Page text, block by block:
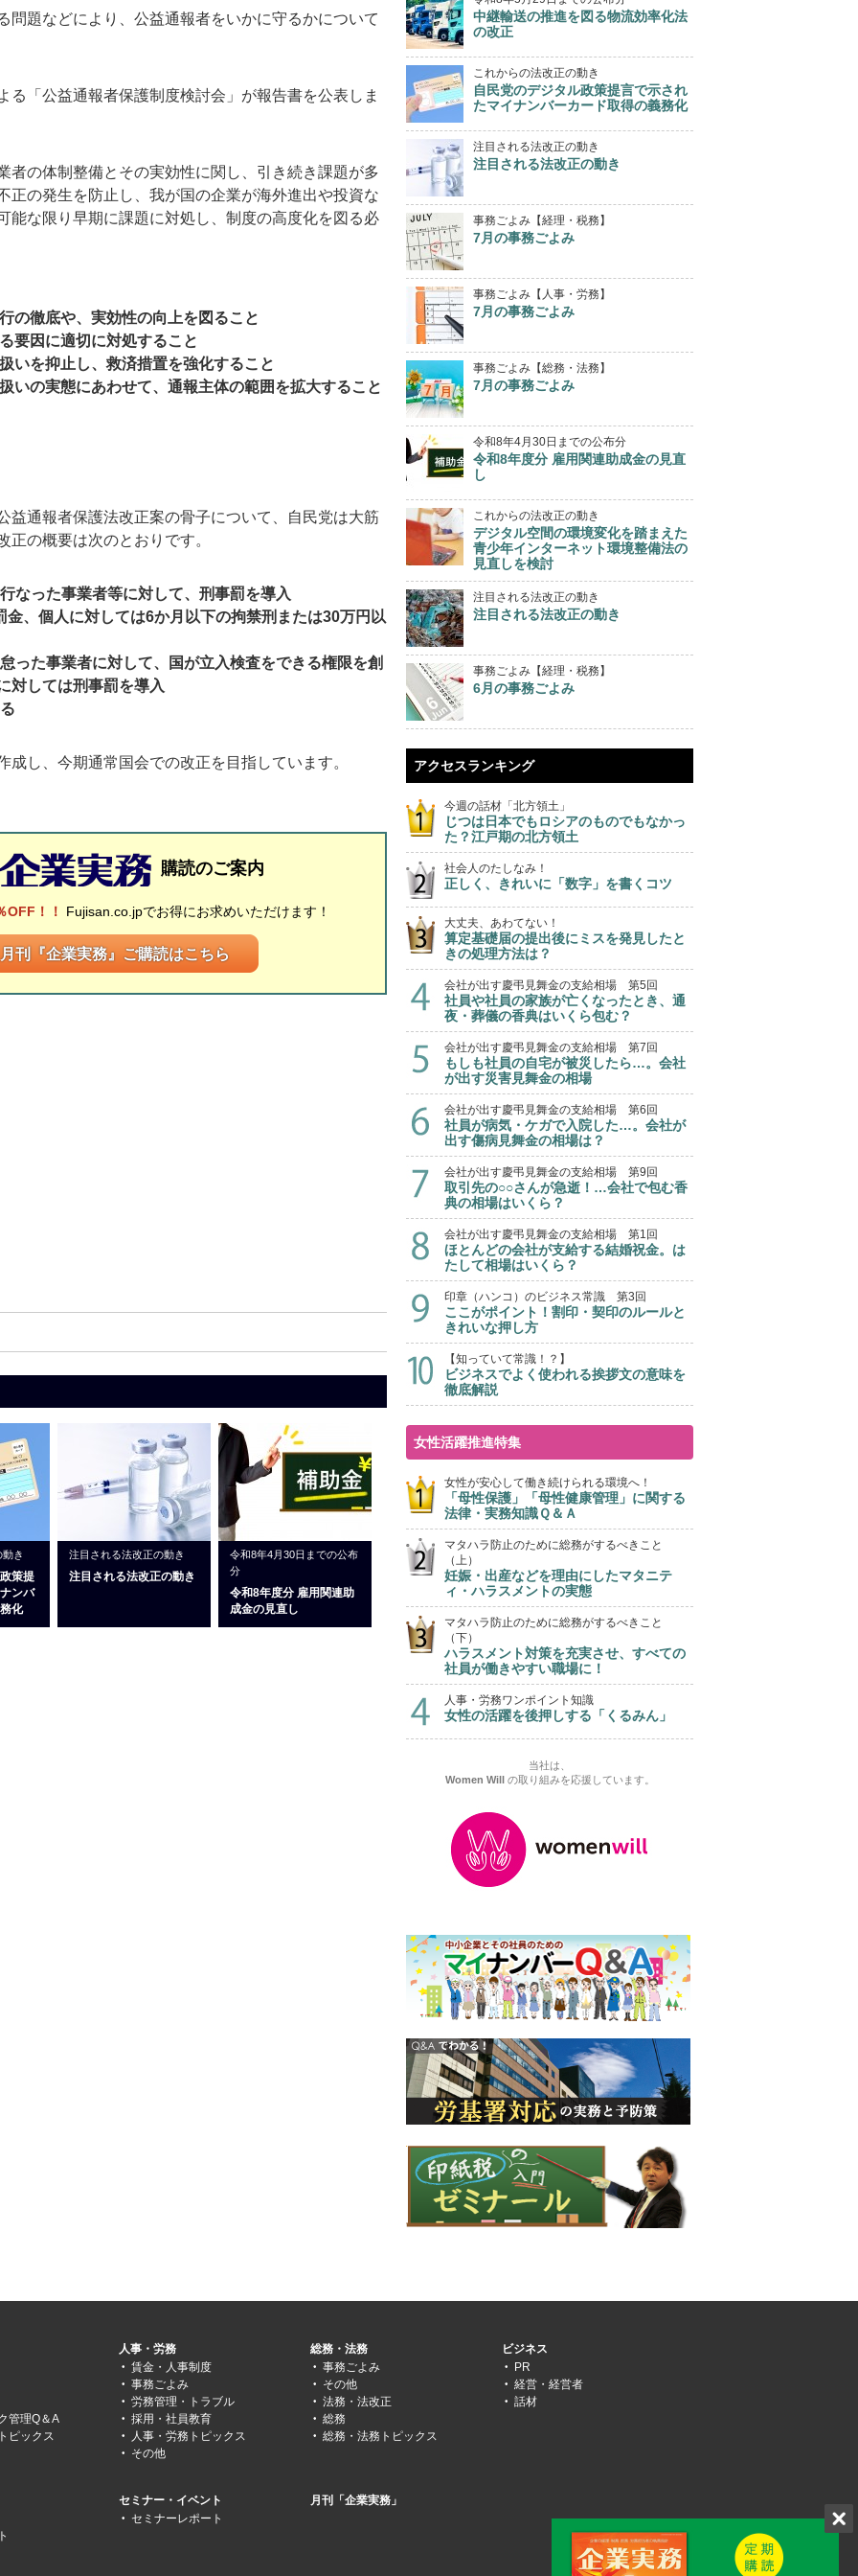
題などにより、公益通報者をいかに守るかについて
「公益通報者保護制度検討会」が報告書を公表しま
の体制整備とその実効性に関し、引き続き課題が多
正の発生を防止し、我が国の企業が海外進出や投資な
能な限り早期に課題に対処し、制度の高度化を図る必
徹底や、実効性の向上を図ること
要因に適切に対処すること
を抑止し、救済措置を強化すること
の実態にあわせて、通報主体の範囲を拡大すること
通報者保護法改正案の骨子について、自民党は大筋
の概要は次のとおりです。
なった事業者等に対して、刑事罰を導入
、個人に対しては6か月以下の拘禁刑または30万円以
った事業者に対して、国が立入検査をできる権限を創
対しては刑事罰を導入
し、今期通常国会での改正を目指しています。
購読のご案内
OFF！！ Fujisan.co.jpでお得にお求めいただけます！
月刊『企業実務』ご購読はこちら
き
策提
ンバ
化
注目される法改正の動き
注目される法改正の動き
令和8年4月30日までの公布
分
令和8年度分 雇用関連助
成金の見直し
中継輸送の推進を図る物流効率化法
の改正
これからの法改正の動き
自民党のデジタル政策提言で示され
たマイナンバーカード取得の義務化
注目される法改正の動き
注目される法改正の動き
事務ごよみ【経理・税務】
7月の事務ごよみ
事務ごよみ【人事・労務】
7月の事務ごよみ
事務ごよみ【総務・法務】
7月の事務ごよみ
令和8年4月30日までの公布分
令和8年度分 雇用関連助成金の見直
し
これからの法改正の動き
デジタル空間の環境変化を踏まえた
青少年インターネット環境整備法の
見直しを検討
注目される法改正の動き
注目される法改正の動き
事務ごよみ【経理・税務】
6月の事務ごよみ
アクセスランキング
今週の話材「北方領土」
じつは日本でもロシアのものでもなかっ
た？江戸期の北方領土
社会人のたしなみ！
正しく、きれいに「数字」を書くコツ
大丈夫、あわてない！
算定基礎届の提出後にミスを発見したと
きの処理方法は？
会社が出す慶弔見舞金の支給相場 第5回
社員や社員の家族が亡くなったとき、通
夜・葬儀の香典はいくら包む？
会社が出す慶弔見舞金の支給相場 第7回
もしも社員の自宅が被災したら…。会社
が出す災害見舞金の相場
会社が出す慶弔見舞金の支給相場 第6回
社員が病気・ケガで入院した…。会社が
出す傷病見舞金の相場は？
会社が出す慶弔見舞金の支給相場 第9回
取引先の○○さんが急逝！…会社で包む香
典の相場はいくら？
会社が出す慶弔見舞金の支給相場 第1回
ほとんどの会社が支給する結婚祝金。は
たして相場はいくら？
印章（ハンコ）のビジネス常識 第3回
ここがポイント！割印・契印のルールと
きれいな押し方
【知っていて常識！？】
ビジネスでよく使われる挨拶文の意味を
徹底解説
女性活躍推進特集
女性が安心して働き続けられる環境へ！
「母性保護」「母性健康管理」に関する
法律・実務知識Ｑ＆Ａ
マタハラ防止のために総務がするべきこと
（上）
妊娠・出産などを理由にしたマタニテ
ィ・ハラスメントの実態
マタハラ防止のために総務がするべきこと
（下）
ハラスメント対策を充実させ、すべての
社員が働きやすい職場に！
人事・労務ワンポイント知識
女性の活躍を後押しする「くるみん」
当社は、
Women Willの取り組みを応援しています。
管理Q＆A
ピックス
人事・労務
賃金・人事制度
事務ごよみ
労務管理・トラブル
採用・社員教育
人事・労務トピックス
その他
総務・法務
事務ごよみ
その他
法務・法改正
総務
総務・法務トピックス
ビジネス
PR
経営・経営者
話材
セミナー・イベント
セミナーレポート
月刊「企業実務」